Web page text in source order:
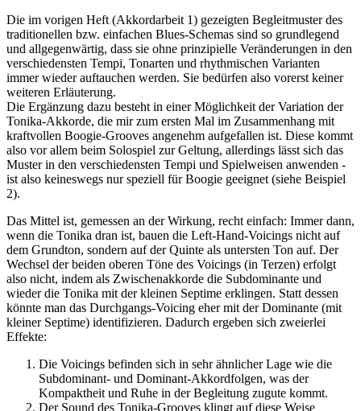
Die im vorigen Heft (Akkordarbeit 1) gezeigten Begleitmuster des
traditionellen bzw. einfachen Blues-Sche­mas sind so grundlegend
und allgegenwärtig, dass sie ohne prinzipielle Veränderungen in den
verschiedensten Tempi, Tonarten und rhyth­mischen Varianten
immer wieder auftauchen werden. Sie bedürfen also vorerst keiner
wei­teren Erläuterung.
Die Ergänzung dazu besteht in einer Mög­lichkeit der Variation der
Tonika-Akkorde, die mir zum ersten Mal im Zusammenhang mit
kraftvollen Boogie-Grooves angenehm aufgefallen ist. Diese kommt
also vor allem beim Solospiel zur Geltung, allerdings lässt sich das
Muster in den verschiedensten Tem­pi und Spielweisen anwenden -
ist also kei­neswegs nur speziell für Boogie geeignet (sie­he Beispiel
2).
Das Mittel ist, gemessen an der Wirkung, recht einfach: Immer dann,
wenn die Tonika dran ist, bauen die Left-Hand-Voicings nicht auf
dem Grundton, sondern auf der Quinte als un­tersten Ton auf. Der
Wechsel der beiden oberen Töne des Voicings (in Terzen) erfolgt
also nicht, indem als Zwischenakkorde die Subdo­minante und
wieder die Tonika mit der klei­nen Septime erklingen. Statt dessen
könnte man das Durchgangs-Voicing eher mit der Do­minante (mit
kleiner Septime) identifizieren. Dadurch ergeben sich zweierlei
Effekte:
Die Voicings befinden sich in sehr ähnlicher Lage wie die
Subdominant- und Dominant-Akkordfolgen, was der
Kompaktheit und Ruhe in der Begleitung zugu­te kommt.
Der Sound des Tonika-Grooves klingt auf diese Weise